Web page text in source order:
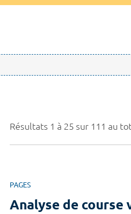
Résultats 1 à 25 sur 111 au
PAGES
Analyse de